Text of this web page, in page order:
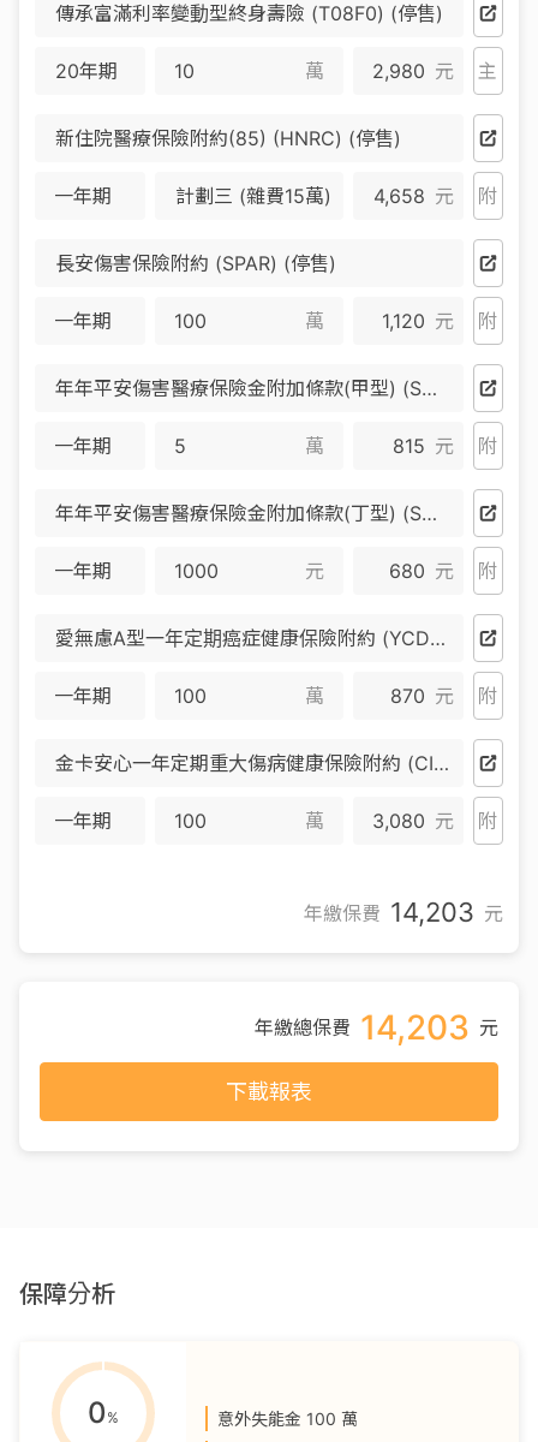
傳承富滿利率變動型終身壽險 (T08F0) (停售)
20年期 萬 2,980 元 主
新住院醫療保險附約(85) (HNRC) (停售)
一年期 計劃三 (雜費15萬) 4,658 元 附
長安傷害保險附約 (SPAR) (停售)
一年期 萬 1,120 元 附
年年平安傷害醫療保險金附加條款(甲型) (SMR2A) (停售)
一年期 萬 815 元 附
年年平安傷害醫療保險金附加條款(丁型) (SMR2D) (停售)
一年期 元 680 元 附
愛無慮A型一年定期癌症健康保險附約 (YCD) (停售)
一年期 萬 870 元 附
金卡安心一年定期重大傷病健康保險附約 (CIR4) (停售)
一年期 萬 3,080 元 附
年繳保費 14,203 元
年繳總保費 14,203 元
下載報表
保障分析
0 % 意外失能金 100 萬